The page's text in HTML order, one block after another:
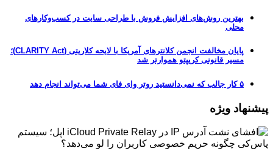
بهترین روش‌های افزایش فروش با طراحی سایت در کسب‌وکارهای
محلی
پایان مخالفت انجمن کلانترهای آمریکا با لایحه کلاریتی (CLARITY Act)؛
مسیر قانونی کریپتو هموارتر شد
۵ کار جالب که نمی‌دانستید روتر وای فای شما می‌تواند انجام دهد
پیشنهاد ویژه